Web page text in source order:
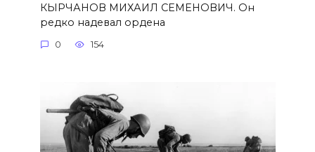
КЫРЧАНОВ МИХАИЛ СЕМЕНОВИЧ. Он
редко надевал ордена
0 154